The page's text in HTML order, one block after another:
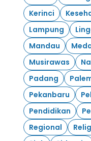
Kerinci
Lampung
Mandau
Musirawas
Padang
Pekanbaru
Pendidikan
Regional